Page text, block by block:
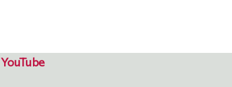
YouTube